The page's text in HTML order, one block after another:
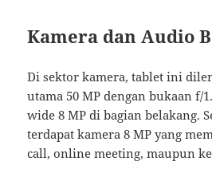
Kamera dan Audio
Di sektor kamera, tablet ini
utama 50 MP dengan bukaan f/
wide 8 MP di bagian belakang.
terdapat kamera 8 MP yang
call, online meeting, maupun